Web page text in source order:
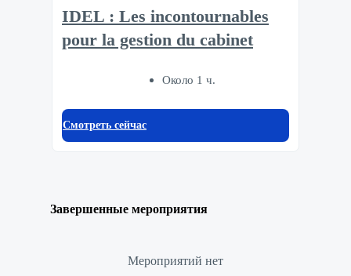
IDEL : Les incontournables
pour la gestion du cabinet
Около 1 ч.
Смотреть сейчас
Завершенные мероприятия
Мероприятий нет